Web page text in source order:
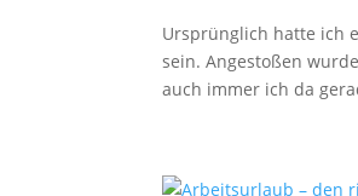
Ursprünglich hatte ich
sein. Angestoßen
auch immer ich da